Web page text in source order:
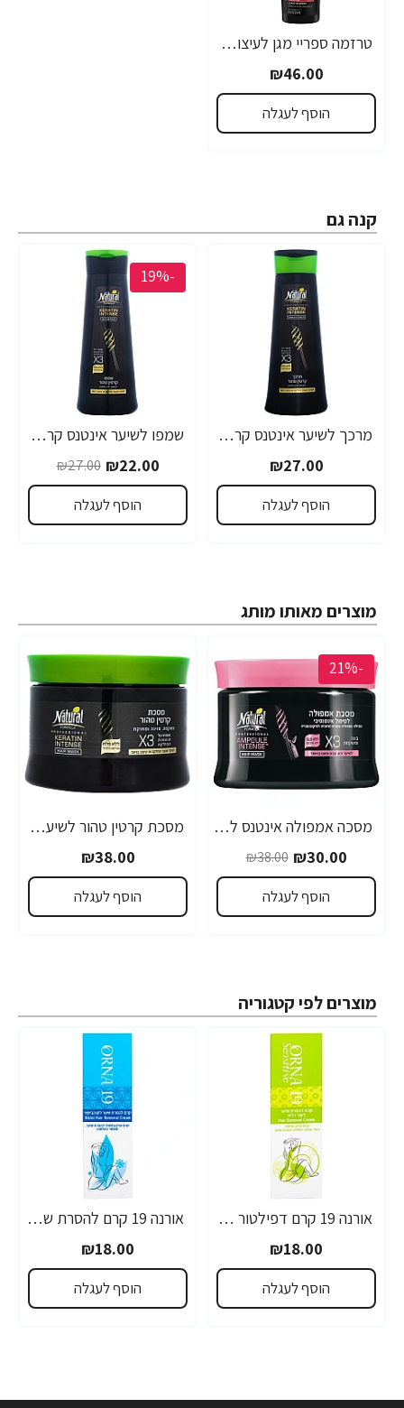
טרזמה ספריי מגן לעיצוב בחום 236 מ"ל - מבית TRESemme
₪46.00
הוסף לעגלה
קנה גם
מרכך לשיער אינטנס קרטין טהור נטורל פורמולה 400 מ"ל - מבית NATURAL FORMULA
₪27.00
הוסף לעגלה
-19%
שמפו לשיער אינטנס קרטין טהור נטורל פורמולה 400 מ"ל - מבית NATURAL FORMULA
₪22.00
₪27.00
הוסף לעגלה
מוצרים מאותו מותג
-21%
מסכה אמפולה אינטנס לשיער יבש צבוע ופגום במיוחד נטורל פורמולה 350 מ"ל - מבית NATURAL FORMULA
₪30.00
₪38.00
הוסף לעגלה
מסכת קרטין טהור לשיער נטורל פורמולה 350 מ"ל - מבית NATURAL FORMULA
₪38.00
הוסף לעגלה
מוצרים לפי קטגוריה
אורנה 19 קרם דפילטור לעור רגיש 80 גרם
₪18.00
הוסף לעגלה
אורנה 19 קרם להסרת שיער לקו הביקיני 90 מ"ל
₪18.00
הוסף לעגלה